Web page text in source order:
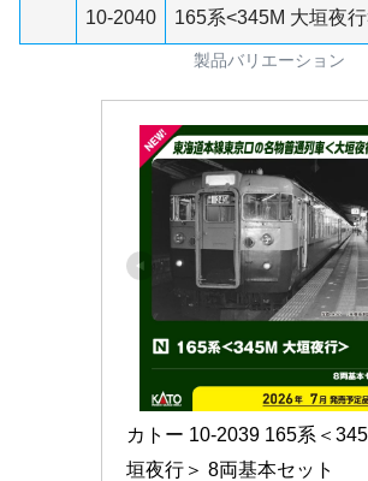
10-2040 165系<345M 大垣夜
製品バリエーション
カトー 10-2039 165系＜
垣夜行＞ 8両基本セット